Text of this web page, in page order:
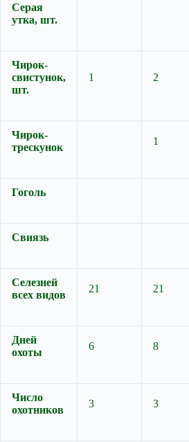
Серая
утка, шт.
Чирок-
свистунок,
шт.
1 2
Чирок-
трескунок
1
Гоголь
Свиязь
Селезней
всех видов
21 21
Дней
охоты
6 8
Число
охотников
3 3